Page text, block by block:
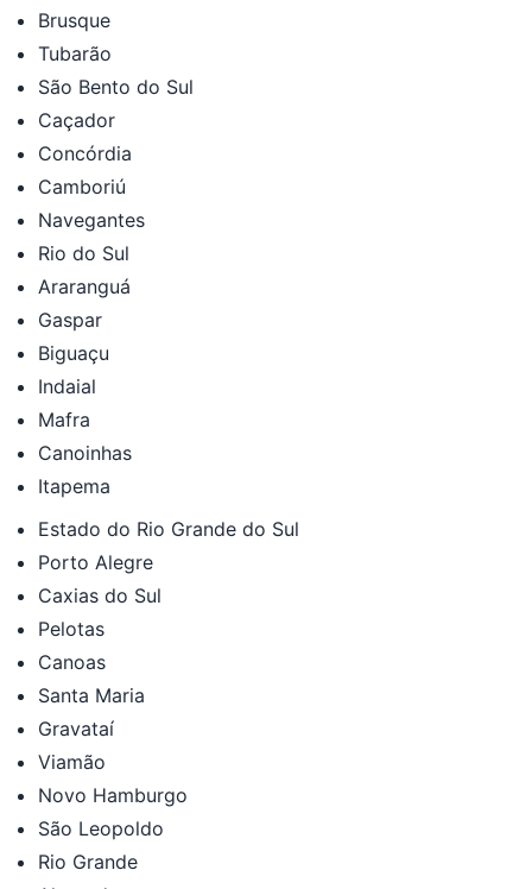
Brusque
Tubarão
São Bento do Sul
Caçador
Concórdia
Camboriú
Navegantes
Rio do Sul
Araranguá
Gaspar
Biguaçu
Indaial
Mafra
Canoinhas
Itapema
Estado do Rio Grande do Sul
Porto Alegre
Caxias do Sul
Pelotas
Canoas
Santa Maria
Gravataí
Viamão
Novo Hamburgo
São Leopoldo
Rio Grande